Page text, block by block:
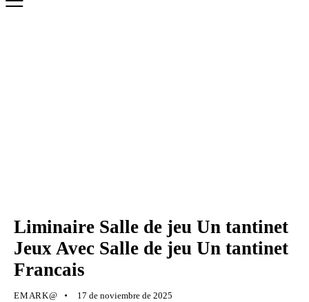
Liminaire Salle de jeu Un tantinet
Jeux Avec Salle de jeu Un tantinet
Francais
EMARK@ 17 de noviembre de 2025